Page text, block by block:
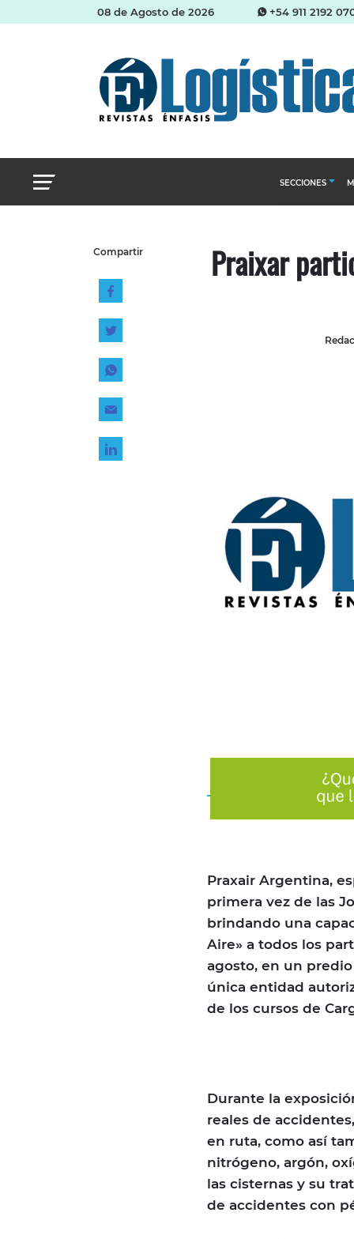
08 de Agosto de 2026 +54 911 2192
SECCIONES
Almacenes e
Management
Compartir Praixar
Praxair Argentina,
primera vez de las
brindando una
Aire» a todos los
agosto, en un
única entidad
de los cursos de
Durante la
reales de
en ruta, como así
nitrógeno, argón,
las cisternas y su
de accidentes con